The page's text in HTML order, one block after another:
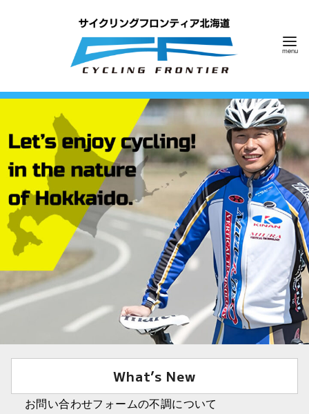
テ
ン
ツ
へ
移
What’s New
お問い合わせフォームの不調について